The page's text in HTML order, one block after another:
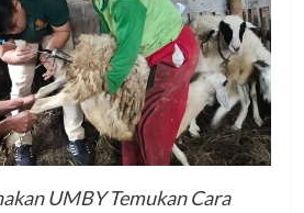
UMBY Temukan Cara